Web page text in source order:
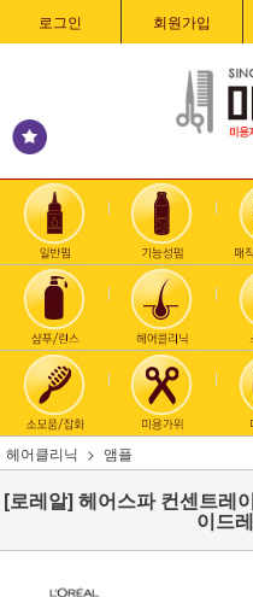
로그인 회원가입
헤어클리닉 앰플
[로레알] 헤어스파 컨센트레
이드